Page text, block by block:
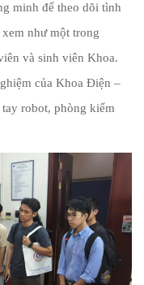
minh để theo dõi tình
như một trong
và sinh viên Khoa.
của Khoa Điện –
robot, phòng kiểm